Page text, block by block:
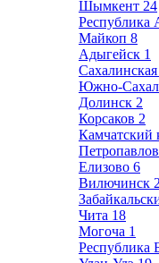
Шымкент 24
Республика
Майкоп 8
Адыгейск 1
Сахалинская
Южно-
Долинск 2
Корсаков 2
Камчатский
Елизово 6
Вилючинск 2
Чита 18
Могоча 1
Республика